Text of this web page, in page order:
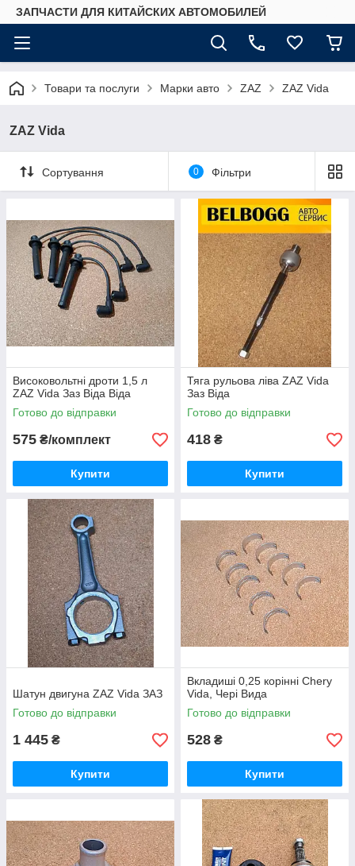
ЗАПЧАСТИ ДЛЯ КИТАЙСКИХ АВТОМОБИЛЕЙ
Товари та послуги Марки авто ZAZ ZAZ Vida
ZAZ Vida
Сортування 0 Фільтри
Високовольтні дроти 1,5 л
ZAZ Vida Заз Віда Віда
Готово до відправки
575 ₴/комплект
Купити
Тяга рульова ліва ZAZ Vida
Заз Віда
Готово до відправки
418 ₴
Купити
Шатун двигуна ZAZ Vida ЗАЗ
Готово до відправки
1 445 ₴
Купити
Вкладиші 0,25 корінні Chery
Vida, Чері Вида
Готово до відправки
528 ₴
Купити